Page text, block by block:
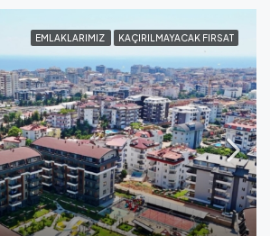
EMLAKLARIMIZ KAÇIRILMAYACAK FIRSAT